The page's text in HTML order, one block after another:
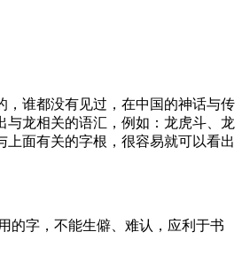
，谁都没有见过，在中国的神话与传
龙相关的语汇，例如：龙虎斗、龙
面有关的字根，很容易就可以看出
的字，不能生僻、难认，应利于书